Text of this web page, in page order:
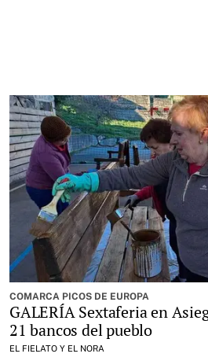
COMARCA PICOS DE EUROPA
GALERÍA Sextaferia en
21 bancos del pueblo
EL FIELATO Y EL NORA